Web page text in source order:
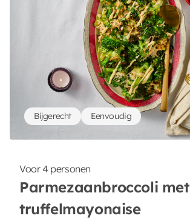
Voor 4 personen
Parmezaanbroccoli met
truffelmayonaise
Bijgerecht Eenvoudig